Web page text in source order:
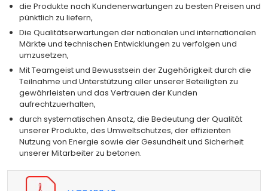
die Produkte nach Kundenerwartungen zu besten Preisen und
pünktlich zu liefern,
Die Qualitätserwartungen der nationalen und internationalen
Märkte und technischen Entwicklungen zu verfolgen und
umzusetzen,
Mit Teamgeist und Bewusstsein der Zugehörigkeit durch die
Teilnahme und Unterstützung aller unserer Beteiligten zu
gewährleisten und das Vertrauen der Kunden
aufrechtzuerhalten,
durch systematischen Ansatz, die Bedeutung der Qualität
unserer Produkte, des Umweltschutzes, der effizienten
Nutzung von Energie sowie der Gesundheit und Sicherheit
unserer Mitarbeiter zu betonen.